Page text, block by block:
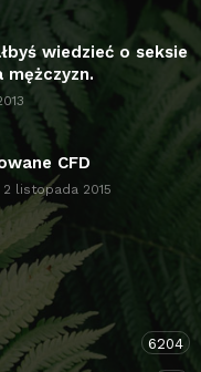
wiedzieć o seksie
mężczyzn.
CFD
2 listopada 2015
6204